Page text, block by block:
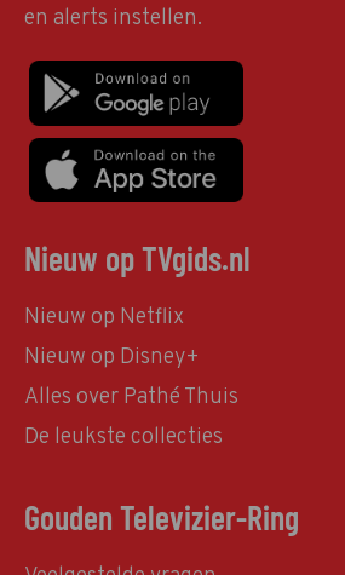
en alerts instellen.
Nieuw op TVgids.nl
Nieuw op Netflix
Nieuw op Disney+
Alles over Pathé Thuis
De leukste collecties
Gouden Televizier-Ring